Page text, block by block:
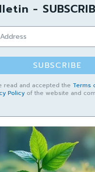
-
SUBSCRIBE
read and accepted the Terms
Policy of the website and